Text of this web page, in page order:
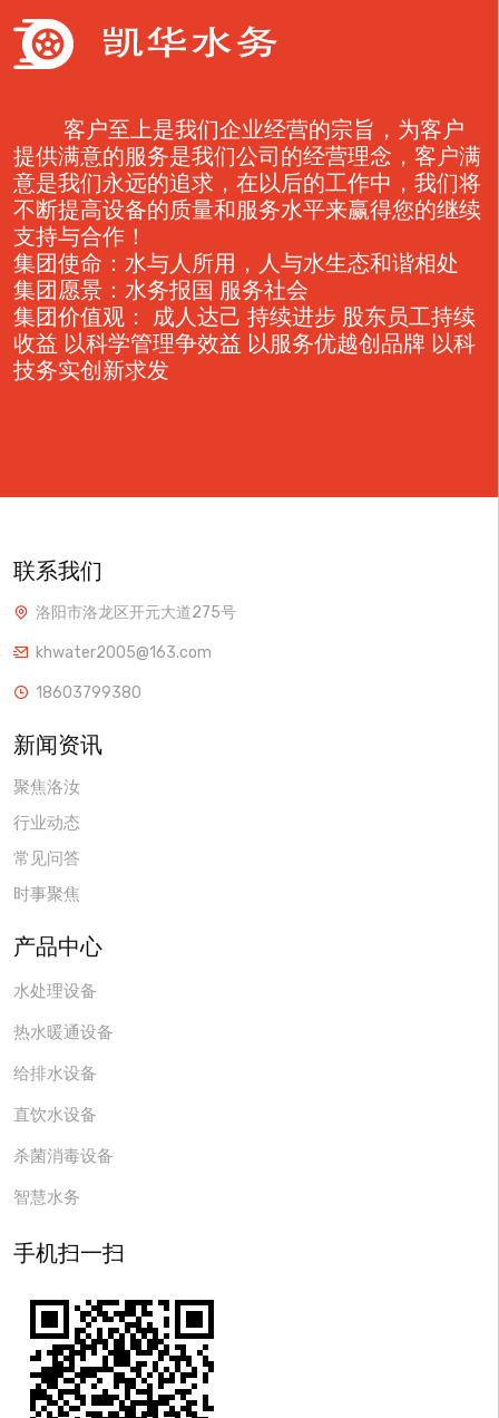
客户至上是我们企业经营的宗旨，为客户
提供满意的服务是我们公司的经营理念，客户满
意是我们永远的追求，在以后的工作中，我们将
不断提高设备的质量和服务水平来赢得您的继续
支持与合作！
集团使命：水与人所用，人与水生态和谐相处
集团愿景：水务报国 服务社会
集团价值观： 成人达己 持续进步 股东员工持续
收益 以科学管理争效益 以服务优越创品牌 以科
技务实创新求发
联系我们
洛阳市洛龙区开元大道275号
khwater2005@163.com
18603799380
新闻资讯
聚焦洛汝
行业动态
常见问答
时事聚焦
产品中心
水处理设备
热水暖通设备
给排水设备
直饮水设备
杀菌消毒设备
智慧水务
手机扫一扫